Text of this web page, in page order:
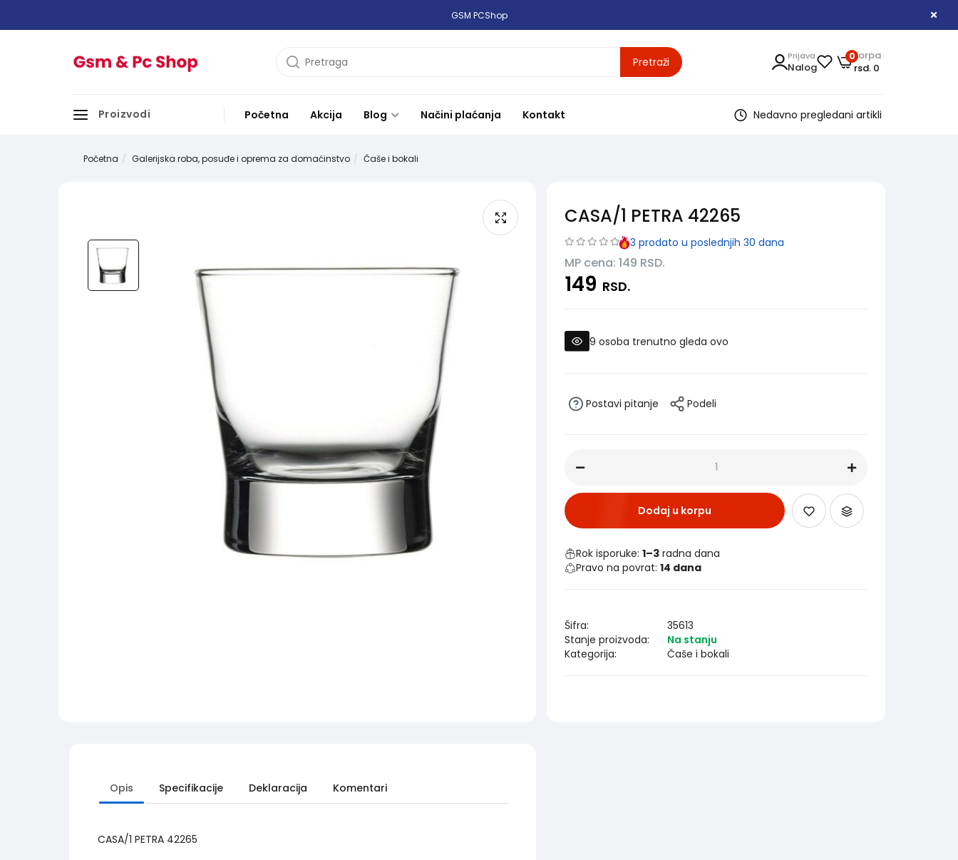
GSM PCShop
Pretraži
Korpa
rsd. 0
0
Prijava
Nalog
Proizvodi Početna Akcija Blog Načini plaćanja Kontakt Nedavno pregledani artikli
Početna Galerijska roba, posuđe i oprema za domaćinstvo Čaše i bokali
CASA/1 PETRA 42265
3 prodato u poslednjih 30 dana
MP cena: 149 RSD.
149 RSD.
9 osoba trenutno gleda ovo
Postavi pitanje Podeli
Dodaj u korpu
Rok isporuke: 1–3 radna dana
Pravo na povrat: 14 dana
Šifra:
35613
Stanje proizvoda:
Na stanju
Kategorija:
Čaše i bokali
Opis Specifikacije Deklaracija Komentari
CASA/1 PETRA 42265